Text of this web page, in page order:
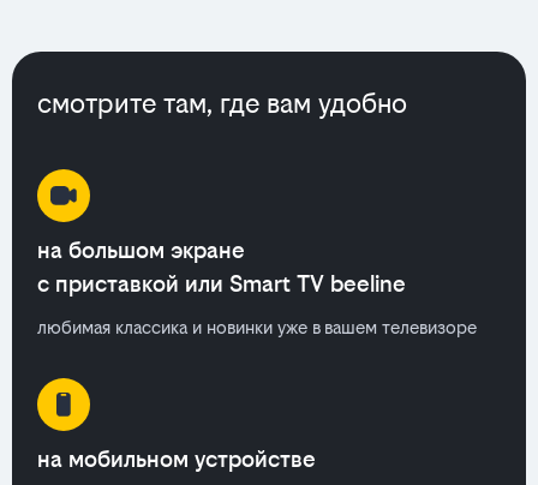
смотрите там, где вам удобно
на большом экране
с приставкой или Smart TV beeline
любимая классика и новинки уже в вашем телевизоре
на мобильном устройстве